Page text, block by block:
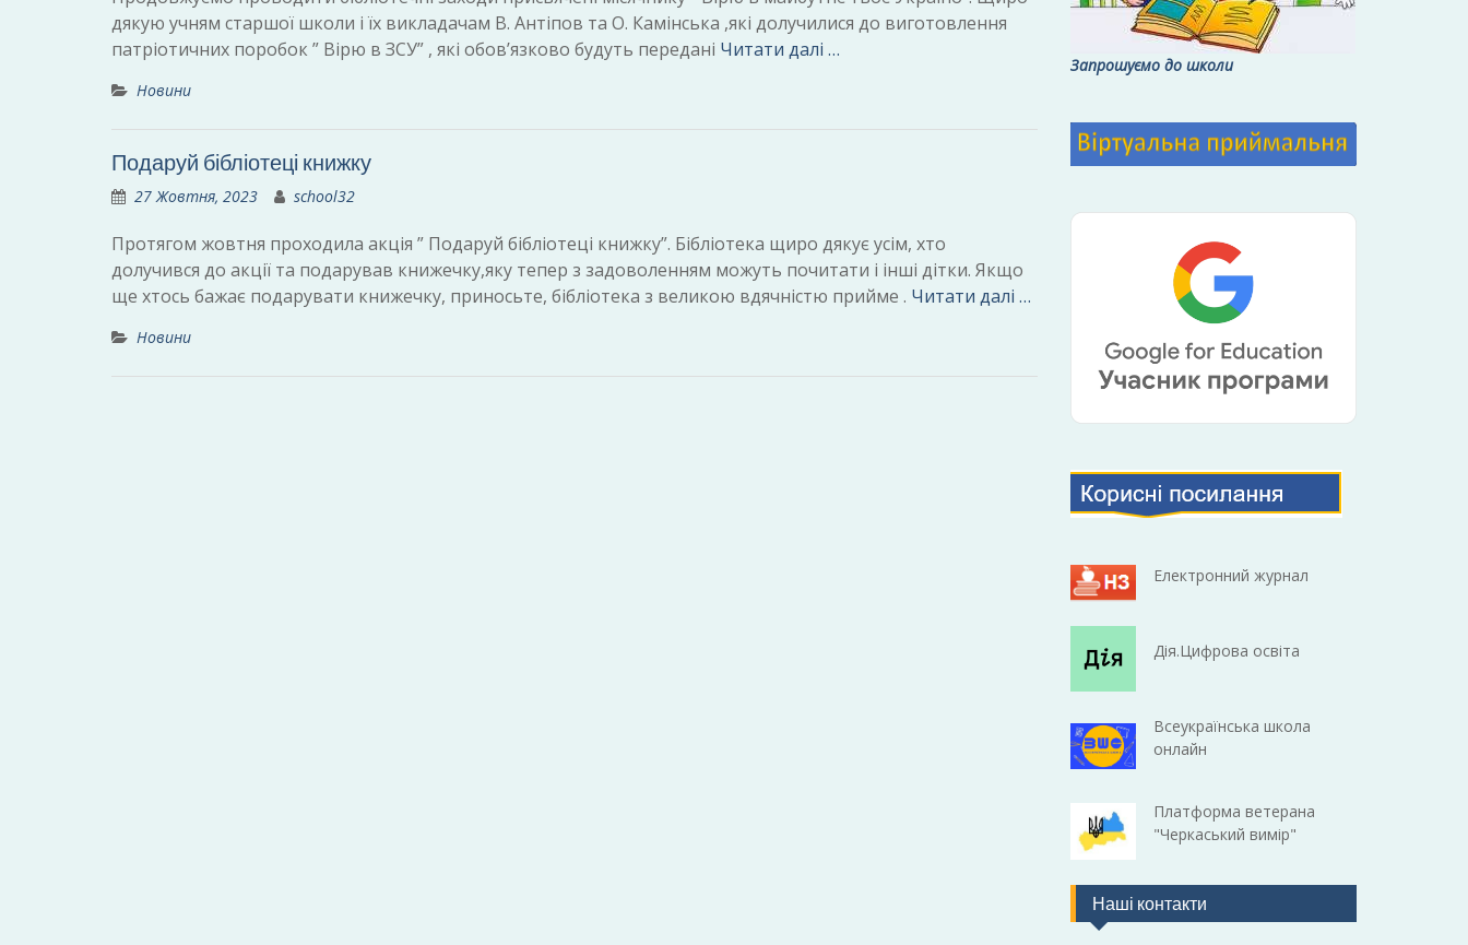
дякую учням старшої школи і їх викладачам В. Антіпов та О. Камінська ,які долучилися до виготовлення
патріотичних поробок ” Вірю в ЗСУ” , які обов’язково будуть передані Читати далі …
Новини
Подаруй бібліотеці книжку
27 Жовтня, 2023 school32
Протягом жовтня проходила акція ” Подаруй бібліотеці книжку”. Бібліотека щиро дякує усім, хто
долучився до акції та подарував книжечку,яку тепер з задоволенням можуть почитати і інші дітки. Якщо
ще хтось бажає подарувати книжечку, приносьте, бібліотека з великою вдячністю прийме . Читати далі …
Новини
Запрошуємо до школи
Електронний журнал
Дія.Цифрова освіта
Всеукраїнська школа
онлайн
Платформа ветерана
"Черкаський вимір"
Наші контакти